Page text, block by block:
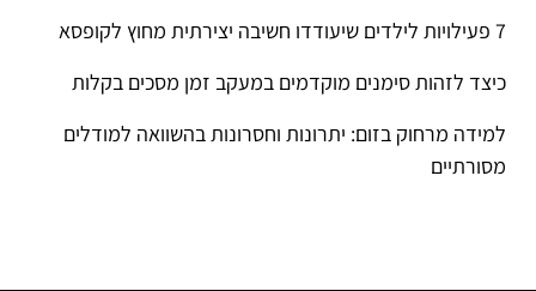
7 פעילויות לילדים שיעודדו חשיבה יצירתית מחוץ לקופסא
כיצד לזהות סימנים מוקדמים במעקב זמן מסכים בקלות
למידה מרחוק בזום: יתרונות וחסרונות בהשוואה למודלים
מסורתיים